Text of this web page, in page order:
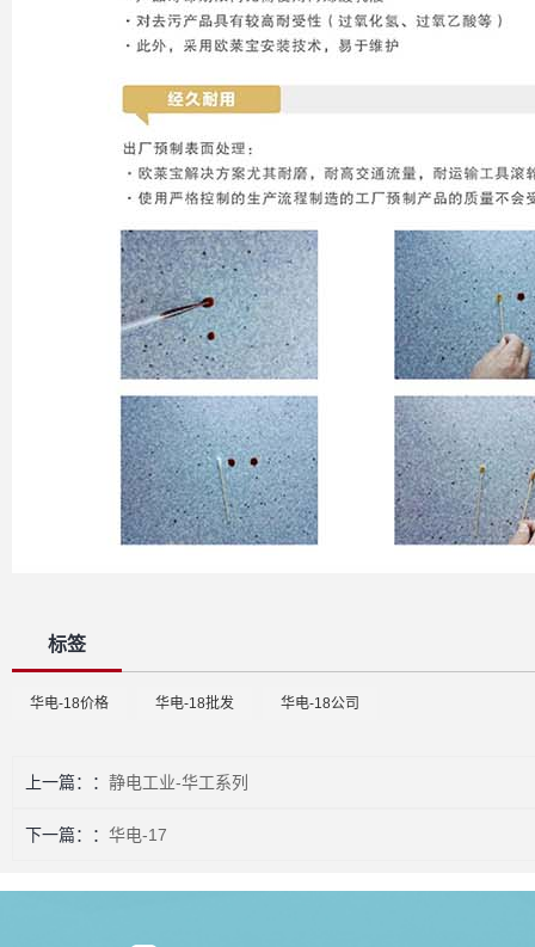
标签
华电-18价格 华电-18批发 华电-18公司
上一篇： 静电工业-华工系列
下一篇： 华电-17